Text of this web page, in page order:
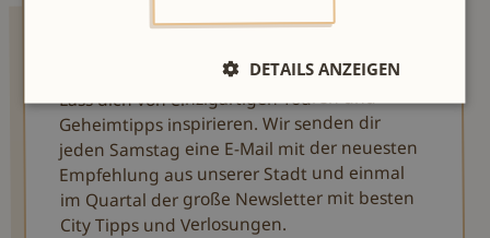
Lass dich von einzigartigen Touren und
Geheimtipps inspirieren. Wir senden dir
jeden Samstag eine E-Mail mit der neuesten
Empfehlung aus unserer Stadt und einmal
im Quartal der große Newsletter mit besten
City Tipps und Verlosungen.
DETAILS ANZEIGEN